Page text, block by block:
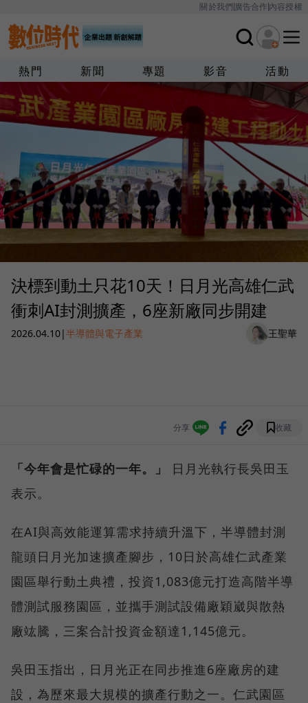
關於我們廣告合作內容授權
熱門 新聞 專題 影音 活動
決標到動土只花10天！日月光高雄仁武
衝刺AI封測擴產，6座新廠同步開建
2026.04.10|半導體與電子產業 王聖華
分享 收藏
「今年會是忙碌的一年。」
日月光執行長吳田玉
表示。
在AI與高效能運算需求持續升溫下，半導體封測
龍頭日月光加速擴產腳步，10日於高雄仁武產業
園區舉行動土典禮，投資1,083億元打造高階半導
體測試服務園區，並攜手測試設備廠穎崴與散熱
廠竑騰，三案合計投資金額達1,145億元。
吳田玉指出，日月光正在同步推進6座廠房的建
設，為歷來最大規模的擴產行動之一。仁武園區